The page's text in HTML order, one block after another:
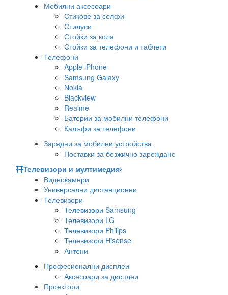
Мобилни аксесоари
Стикове за селфи
Стилуси
Стойки за кола
Стойки за телефони и таблети
Телефони
Apple iPhone
Samsung Galaxy
Nokia
Blackview
Realme
Батерии за мобилни телефони
Калъфи за телефони
Зарядни за мобилни устройства
Поставки за безжично зареждане
Телевизори и мултимедия
Видеокамери
Универсални дистанционни
Телевизори
Телевизори Samsung
Телевизори LG
Телевизори Philips
Телевизори Hisense
Антени
Професионални дисплеи
Аксесоари за дисплеи
Проектори